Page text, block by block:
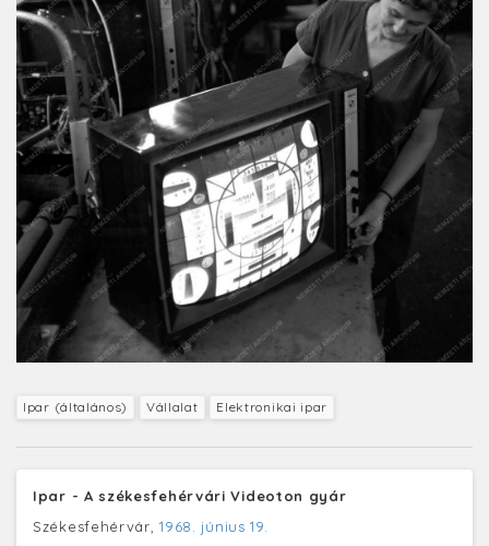
Ipar (általános) Vállalat Elektronikai ipar
Ipar - A székesfehérvári Videoton gyár
Székesfehérvár,1968. június 19.